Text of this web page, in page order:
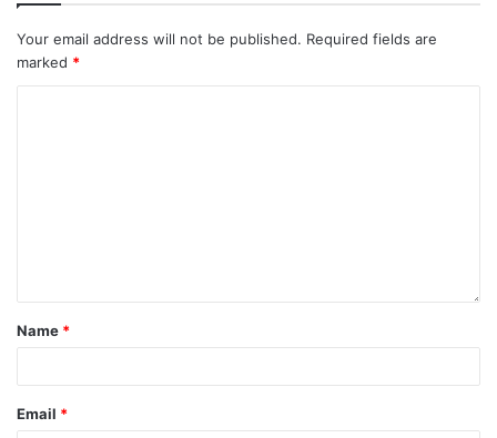
Your email address will not be published. Required fields are
marked *
Name *
Email *